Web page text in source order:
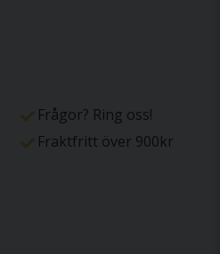
Frågor? Ring oss!
Fraktfritt över 900kr